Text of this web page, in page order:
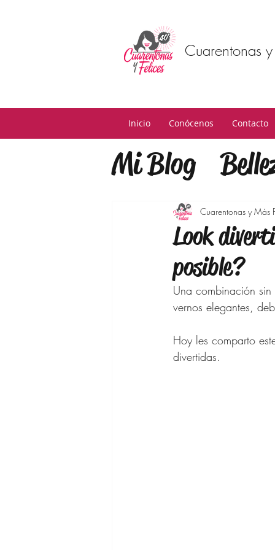
Cuarentonas
Inicio Conócenos Contacto
Mi Blog
Estilo
Estilo de Vida
Maquillaje
Bajar de peso
Look
posible?
Cuarentonas y Más
Una combinación
vernos elegantes,
Hoy les comparto
divertidas.